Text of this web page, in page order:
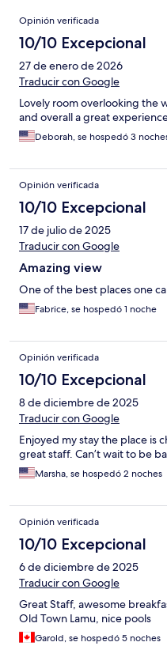
Opiniones
Opinión verificada
10/10 Excepcional
27 de enero de 2026
Traducir con Google
Lovely room overlooking the
and overall a great
Deborah, se hospedó 3
Opinión verificada
10/10 Excepcional
17 de julio de 2025
Traducir con Google
Amazing view
One of the best places one
Fabrice, se hospedó 1 noche
Opinión verificada
10/10 Excepcional
8 de diciembre de 2025
Traducir con Google
Enjoyed my stay the place is
great staff. Can’t wait to be
Marsha, se hospedó 2 noches
Opinión verificada
10/10 Excepcional
6 de diciembre de 2025
Traducir con Google
Great Staff, awesome
Old Town Lamu, nice pools
Garold, se hospedó 5 noches